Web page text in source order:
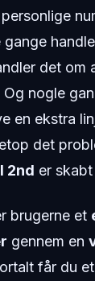
det om
nogle
en ekstra
det
2nd er
brugerne et
gennem en
får du